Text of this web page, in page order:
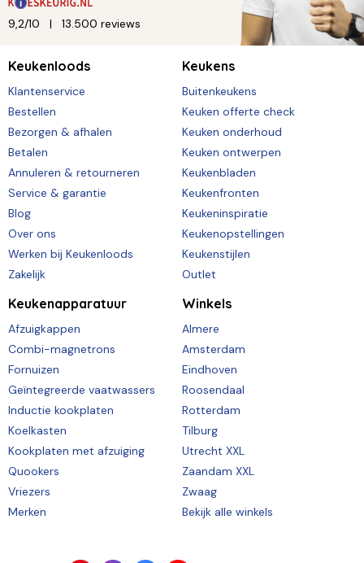
9,2/10 13.500 reviews
Keukenloods
Klantenservice
Bestellen
Bezorgen & afhalen
Betalen
Annuleren & retourneren
Service & garantie
Blog
Over ons
Werken bij Keukenloods
Zakelijk
Keukens
Buitenkeukens
Keuken offerte check
Keuken onderhoud
Keuken ontwerpen
Keukenbladen
Keukenfronten
Keukeninspiratie
Keukenopstellingen
Keukenstijlen
Outlet
Keukenapparatuur
Afzuigkappen
Combi-magnetrons
Fornuizen
Geïntegreerde vaatwassers
Inductie kookplaten
Koelkasten
Kookplaten met afzuiging
Quookers
Vriezers
Merken
Winkels
Almere
Amsterdam
Eindhoven
Roosendaal
Rotterdam
Tilburg
Utrecht XXL
Zaandam XXL
Zwaag
Bekijk alle winkels